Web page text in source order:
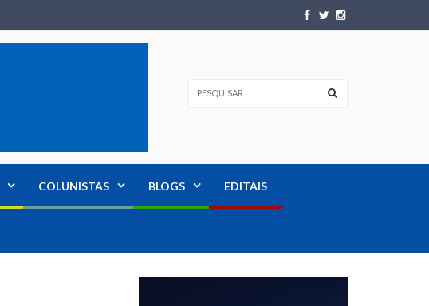
COLUNISTAS BLOGS EDITAIS